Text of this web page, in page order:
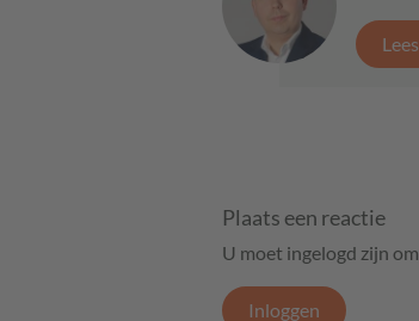
Plaats een reactie
U moet ingelogd zijn
Inloggen